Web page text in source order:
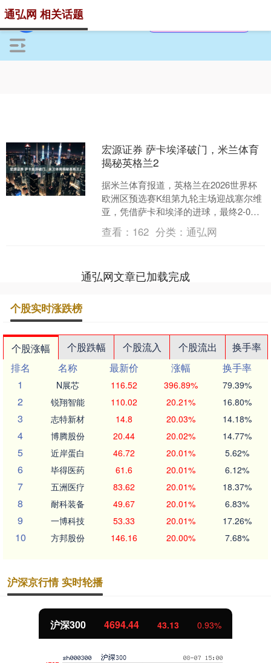
通弘网 相关话题
宏源证券 萨卡埃泽破门，米兰体育
揭秘英格兰2
据米兰体育报道，英格兰在2026世界杯
欧洲区预选赛K组第九轮主场迎战塞尔维
亚，凭借萨卡和埃泽的进球，最终2-0完
胜对手，保持小组赛全胜战绩。本场比
赛不仅巩固了英....
查看： 162 分类：通弘网
通弘网文章已加载完成
个股实时涨跌榜
个股涨幅 个股跌幅 个股流入 个股流出
换手率
排名
名称 最新价 涨幅
换手率
1
N展芯 116.52 396.89% 79.39%
2 锐翔智能 110.02 20.21% 16.80%
3 志特新材 14.8 20.03% 14.18%
4 博腾股份 20.44 20.02% 14.77%
5 近岸蛋白 46.72 20.01% 5.62%
6 毕得医药 61.6 20.01% 6.12%
7 五洲医疗 83.62 20.01% 18.37%
8 耐科装备 49.67 20.01% 6.83%
9 一博科技 53.33 20.01% 17.26%
10 方邦股份 146.16 20.00% 7.68%
沪深京行情 实时轮播
沪深300 4694.44 43.13 0.93%